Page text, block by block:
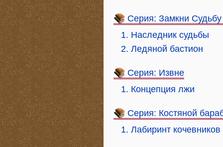
Серия: Замкни Судьбу
1. Наследник судьбы
2. Ледяной бастион
Серия: Извне
1. Концепция лжи
Серия: Костяной
1. Лабиринт кочевников